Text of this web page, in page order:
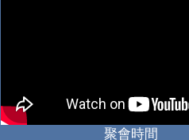
聚會時間